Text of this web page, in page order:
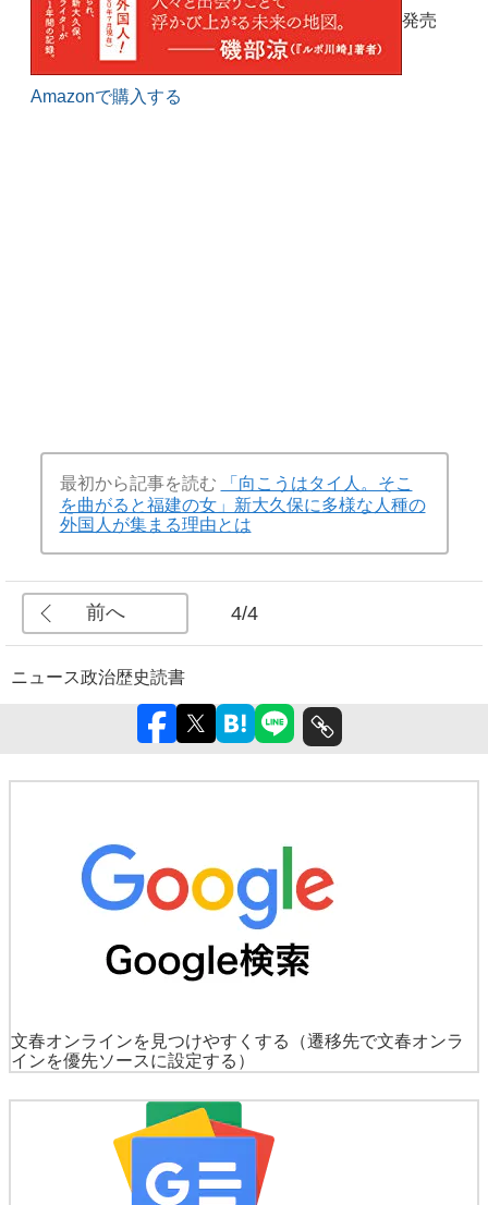
発売
Amazonで購入する
最初から記事を読む
「向こうはタイ人。そこ
を曲がると福建の女」新大久保に多様な人種の
外国人が集まる理由とは
前へ 4/4
ニュース政治歴史読書
文春オンラインを見つけやすくする
（遷移先で文春オンラ
インを優先ソースに設定する）